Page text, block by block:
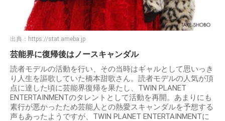
出典： https://stat.ameba.jp
芸能界に復帰後はノースキャンダル
読者モデルの活動を行い、その当時はギャルとして思いっき
り人生を謳歌していた橋本甜歌さん。読者モデルの人気が頂
点に達した頃に芸能界復帰を果たし、TWIN PLANET
ENTERTAINMENTのタレントとして活動を再開。あまりにも
素行が悪かったため芸能人との熱愛スキャンダルを予想する
声もあったようですが、TWIN PLANET ENTERTAINMENTに